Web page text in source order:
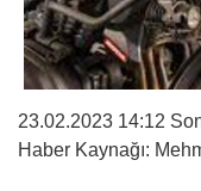
23.02.2023 14:12
Haber Kaynağı: